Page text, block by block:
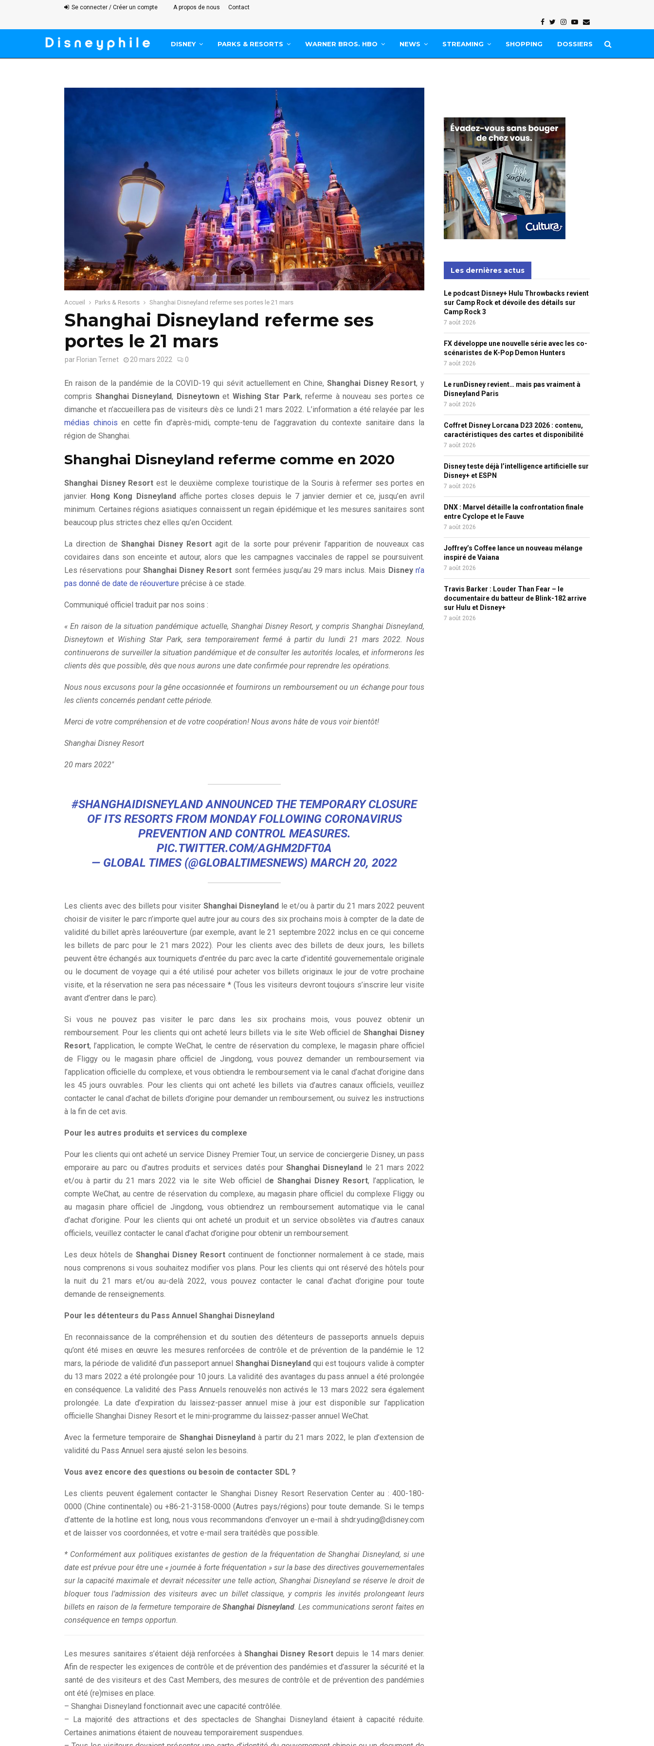
Se connecter / Créer un compte A propos de nous Contact
Facebook
Twitter
Instagram
Youtube
Email
DISNEY PARKS & RESORTS WARNER BROS. HBO NEWS STREAMING SHOPPING DOSSIERS
Accueil Parks & Resorts Shanghai Disneyland referme ses portes le 21 mars
Shanghai Disneyland referme ses
portes le 21 mars
par Florian Ternet 20 mars 2022 0
En raison de la pandémie de la COVID-19 qui sévit actuellement en Chine, Shanghai Disney Resort, y
compris Shanghai Disneyland, Disneytownet Wishing Star Park, referme à nouveau ses portes ce
dimanche et n’accueillera pas de visiteurs dès ce lundi 21 mars 2022. L’information a été relayée par les
médias chinois en cette fin d’après-midi, compte-tenu de l’aggravation du contexte sanitaire dans la
région de Shanghai.
Shanghai Disneyland referme comme en 2020
Shanghai Disney Resort est le deuxième complexe touristique de la Souris à refermer ses portes en
janvier. Hong Kong Disneyland affiche portes closes depuis le 7 janvier dernier et ce, jusqu’en avril
minimum. Certaines régions asiatiques connaissent un regain épidémique et les mesures sanitaires sont
beaucoup plus strictes chez elles qu’en Occident.
La direction deShanghai Disney Resort agit de la sorte pour prévenir l’apparition de nouveaux cas
covidaires dans son enceinte et autour, alors que les campagnes vaccinales de rappel se poursuivent.
Les réservations pour Shanghai Disney Resort sont fermées jusqu’au 29 mars inclus. Mais Disney n’a
pas donné de date de réouverture précise à ce stade.
Communiqué officiel traduit par nos soins :
« En raison de la situation pandémique actuelle, Shanghai Disney Resort, y compris Shanghai Disneyland,
Disneytown et Wishing Star Park, sera temporairement fermé à partir du lundi 21 mars 2022. Nous
continuerons de surveiller la situation pandémique et de consulter les autorités locales, et informerons les
clients dès que possible, dès que nous aurons une date confirmée pour reprendre les opérations.
Nous nous excusons pour la gêne occasionnée et fournirons un remboursement ou un échange pour tous
les clients concernés pendant cette période.
Merci de votre compréhension et de votre coopération! Nous avons hâte de vous voir bientôt!
Shanghai Disney Resort
20 mars 2022″
#SHANGHAIDISNEYLANDANNOUNCED THE TEMPORARY CLOSURE
OF ITS RESORTS FROM MONDAY FOLLOWING CORONAVIRUS
PREVENTION AND CONTROL MEASURES.
PIC.TWITTER.COM/AGHM2DFT0A
— GLOBAL TIMES (@GLOBALTIMESNEWS) MARCH 20, 2022
Les clients avec des billets pour visiter Shanghai Disneyland le et/ou à partir du 21 mars 2022 peuvent
choisir de visiter le parc n’importe quel autre jour au cours des six prochains mois à compter de la date de
validité du billet après laréouverture (par exemple, avant le 21 septembre 2022 inclus en ce qui concerne
les billets de parc pour le 21 mars 2022). Pour les clients avec des billets de deux jours, les billets
peuvent être échangés aux tourniquets d’entrée du parc avec la carte d’identité gouvernementale originale
ou le document de voyage qui a été utilisé pour acheter vos billets originaux le jour de votre prochaine
visite, et la réservation ne sera pas nécessaire * (Tous les visiteurs devront toujours s’inscrire leur visite
avant d’entrer dans le parc).
Si vous ne pouvez pas visiter le parc dans les six prochains mois, vous pouvez obtenir un
remboursement. Pour les clients qui ont acheté leurs billets via le site Web officiel deShanghai Disney
Resort, l’application, le compte WeChat, le centre de réservation du complexe, le magasin phare officiel
de Fliggy ou le magasin phare officiel de Jingdong, vous pouvez demander un remboursement via
l’application officielle du complexe, et vous obtiendra le remboursement via le canal d’achat d’origine dans
les 45 jours ouvrables. Pour les clients qui ont acheté les billets via d’autres canaux officiels, veuillez
contacter le canal d’achat de billets d’origine pour demander un remboursement, ou suivez les instructions
à la fin de cet avis.
Pour les autres produits et services du complexe
Pour les clients qui ont acheté un service Disney Premier Tour, un service de conciergerie Disney, un pass
emporaire au parc ou d’autres produits et services datés pourShanghai Disneyland
le 21 mars 2022
et/ou à partir du 21 mars 2022 via le site Web officiel de Shanghai Disney Resort, l’application, le
compte WeChat, au centre de réservation du complexe, au magasin phare officiel du complexe Fliggy ou
au magasin phare officiel de Jingdong, vous obtiendrez un remboursement automatique via le canal
d’achat d’origine. Pour les clients qui ont acheté un produit et un service obsolètes via d’autres canaux
officiels, veuillez contacter le canal d’achat d’origine pour obtenir un remboursement.
Les deux hôtels de Shanghai Disney Resortcontinuent de fonctionner normalement à ce stade, mais
nous comprenons si vous souhaitez modifier vos plans. Pour les clients qui ont réservé des hôtels pour
la nuit du 21 mars et/ou au-delà 2022, vous pouvez contacter le canal d’achat d’origine pour toute
demande de renseignements.
Pour les détenteurs du Pass Annuel Shanghai Disneyland
En reconnaissance de la compréhension et du soutien des détenteurs de passeports annuels depuis
qu’ont été mises en œuvre les mesures renforcées de contrôle et de prévention de la pandémie le 12
mars, la période de validité d’un passeport annuel Shanghai Disneyland qui est toujours valide à compter
du 13 mars 2022 a été prolongée pour 10 jours. La validité des avantages du pass annuel a été prolongée
en conséquence. La validité des Pass Annuels renouvelés non activés le 13 mars 2022 sera également
prolongée. La date d’expiration du laissez-passer annuel mise à jour est disponible sur l’application
officielle Shanghai Disney Resort et le mini-programme du laissez-passer annuel WeChat.
Avec la fermeture temporaire de Shanghai Disneyland à partir du 21 mars 2022, le plan d’extension de
validité du Pass Annuel sera ajusté selon les besoins.
Vous avez encore des questions ou besoin de contacter SDL ?
Les clients peuvent également contacter le Shanghai Disney Resort Reservation Center au : 400-180-
0000 (Chine continentale) ou +86-21-3158-0000 (Autres pays/régions) pour toute demande. Si le temps
d’attente de la hotline est long, nous vous recommandons d’envoyer un e-mail à shdr.yuding@disney.com
et de laisser vos coordonnées, et votre e-mail sera traitédès que possible.
* Conformément aux politiques existantes de gestion de la fréquentation de Shanghai Disneyland, si une
date est prévue pour être une « journée à forte fréquentation » sur la base des directives gouvernementales
sur la capacité maximale et devrait nécessiter une telle action, Shanghai Disneyland se réserve le droit de
bloquer tous l’admission des visiteurs avec un billet classique, y compris les invités prolongeant leurs
billets en raison de la fermeture temporaire de Shanghai Disneyland. Les communications seront faites en
conséquence en temps opportun.
Les mesures sanitaires s’étaient déjà renforcées à Shanghai Disney Resortdepuis le 14 mars denier.
Afin de respecter les exigences de contrôle et de prévention des pandémies et d’assurer la sécurité et la
santé de des visiteurs et des Cast Members, des mesures de contrôle et de prévention des pandémies
ont été (re)mises en place.
– Shanghai Disneyland fonctionnait avec une capacité contrôlée.
– La majorité des attractions et des spectacles de Shanghai Disneyland étaient à capacité réduite.
Certaines animations étaient de nouveau temporairement suspendues.
Les dernières actus
Le podcast Disney+ Hulu Throwbacks revient
sur Camp Rock et dévoile des détails sur
Camp Rock 3
7 août 2026
FX développe une nouvelle série avec les co-
scénaristes de K-Pop Demon Hunters
7 août 2026
Le runDisney revient… mais pas vraiment à
Disneyland Paris
7 août 2026
Coffret Disney Lorcana D23 2026 : contenu,
caractéristiques des cartes et disponibilité
7 août 2026
Disney teste déjà l’intelligence artificielle sur
Disney+ et ESPN
7 août 2026
DNX : Marvel détaille la confrontation finale
entre Cyclope et le Fauve
7 août 2026
Joffrey’s Coffee lance un nouveau mélange
inspiré de Vaiana
7 août 2026
Travis Barker : Louder Than Fear – le
documentaire du batteur de Blink-182 arrive
sur Hulu et Disney+
7 août 2026